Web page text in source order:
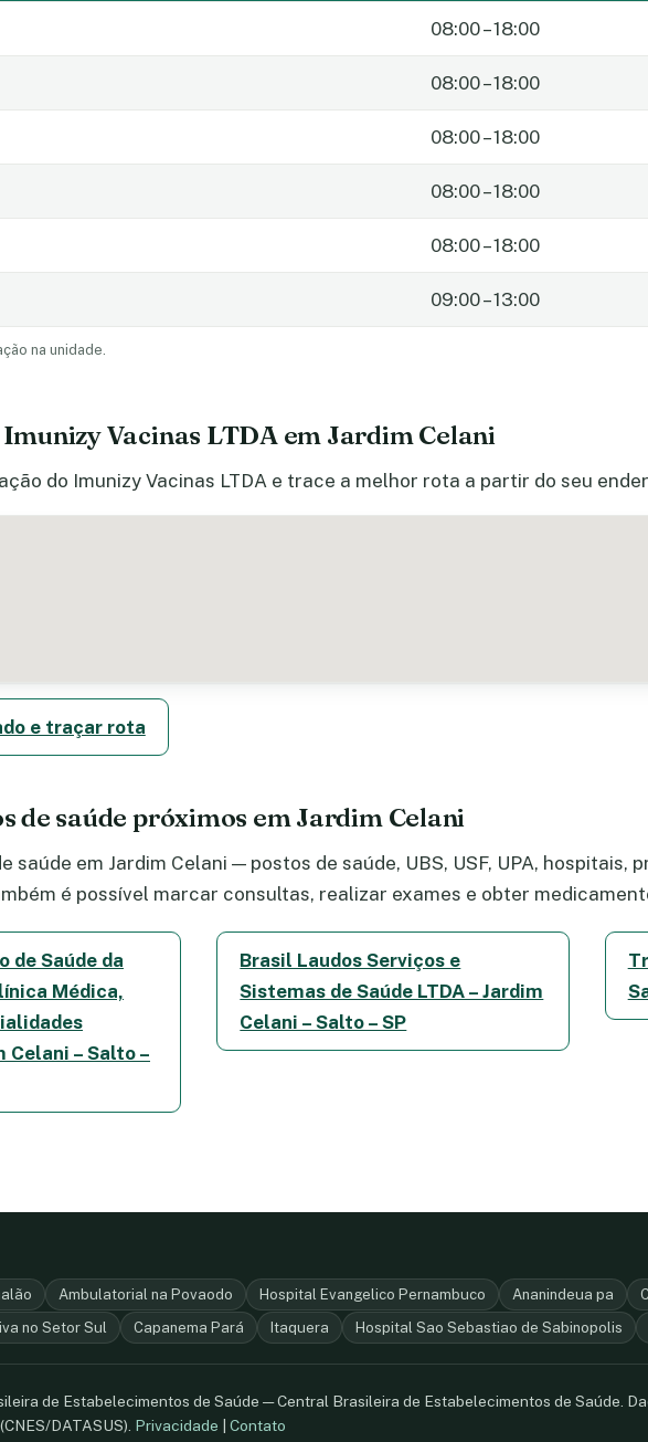
08:00 – 18:00
08:00 – 18:00
08:00 – 18:00
08:00 – 18:00
08:00 – 18:00
09:00 – 13:00
na unidade.
Vacinas LTDA em Jardim Celani
do Imunizy Vacinas LTDA e trace a melhor rota a partir do seu
e traçar rota
de saúde próximos em Jardim Celani
saúde em Jardim Celani — postos de saúde, UBS, USF, UPA, hospitais,
é possível marcar consultas, realizar exames e obter
de Saúde da
Médica,
Celani – Salto –
Brasil Laudos Serviços e
Sistemas de Saúde LTDA – Jardim
Celani – Salto – SP
Ambulatorial na Povaodo Hospital Evangelico Pernambuco Ananindeua pa
no Setor Sul
Capanema Pará Itaquera Hospital Sao Sebastiao de Sabinopolis
de Estabelecimentos de Saúde — Central Brasileira de Estabelecimentos de Saúde.
DATASUS). Privacidade | Contato